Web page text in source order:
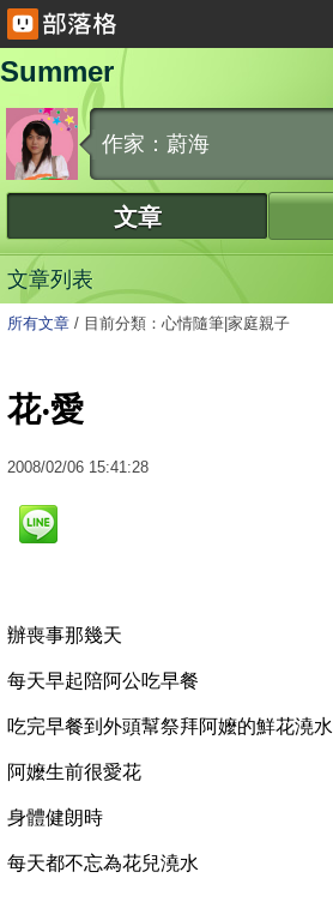
Summer
作家：蔚海
文章
文章列表
所有文章 / 目前分類：心情隨筆|家庭親子
花‧愛
2008/02/06 15:41:28
辦喪事那幾天
每天早起陪阿公吃早餐
吃完早餐到外頭幫祭拜阿嬤的鮮花澆水
阿嬤生前很愛花
身體健朗時
每天都不忘為花兒澆水